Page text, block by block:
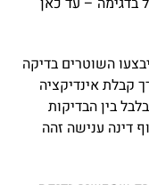
השוטרים בדיקה
קבלת אינדיקציה
בין הבדיקות
דינה ענישה זהה